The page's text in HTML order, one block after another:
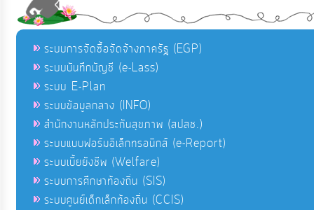
ระบบการจัดซื้อจัดจ้างภาครัฐ (EGP)
ระบบบันทึกบัญชี (e-Lass)
ระบบ E-Plan
ระบบข้อมูลกลาง (INFO)
สำนักงานหลักประกันสุขภาพ (สปสช.)
ระบบแบบฟอร์มอิเล็กทรอนิกส์ (e-Report)
ระบบเบี้ยยังชีพ (Welfare)
ระบบการศึกษาท้องถิ่น (SIS)
ระบบศูนย์เด็กเล็กท้องถิ่น (CCIS)